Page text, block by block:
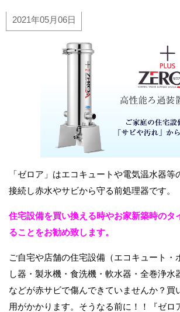
2021年05月06日
「ゼロア」はエコキュートや電気温水器等
接続し赤水やサビから守る前処理器です。
住宅設備を買い換える時やお家新築時のタ
ることをお勧め致します。
ご自宅や店舗の住宅設備（エコキュート・
し器・製氷機・食洗機・軟水器・全巻浄水
などが赤サビで傷んできていませんか？買
用がかかります。そうなる前に！！『ゼロ